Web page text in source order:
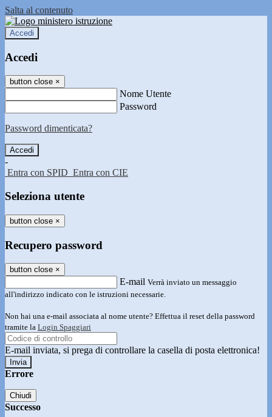
Salta al contenuto
Accedi
Accedi
button close ×
Nome Utente
Password
Password dimenticata?
-
Entra con SPID Entra con CIE
Seleziona utente
button close ×
Recupero password
button close ×
E-mail Verrà inviato un messaggio
all'indirizzo indicato con le istruzioni necessarie.
Non hai una e-mail associata al nome utente? Effettua il reset della password
tramite la Login Spaggiari
E-mail inviata, si prega di controllare la casella di posta elettronica!
Errore
Chiudi
Successo